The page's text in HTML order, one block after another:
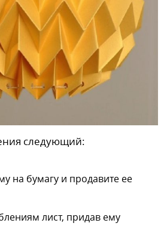
следующий:
на бумагу и продавите ее
лист, придав ему